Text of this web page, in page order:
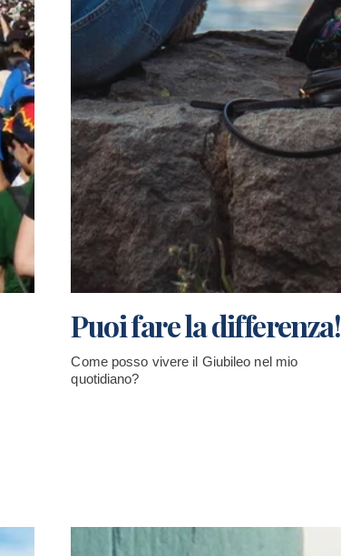
Puoi fare la differenza!
Come posso vivere il Giubileo nel mio
quotidiano?